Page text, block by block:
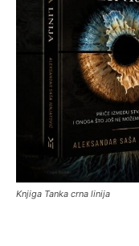
Knjiga Tanka crna linija